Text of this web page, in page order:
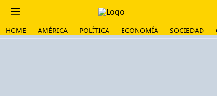
HOME AMÉRICA POLÍTICA ECONOMÍA SOCIEDAD